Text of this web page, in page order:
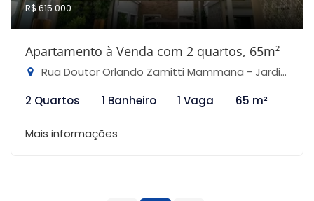
R$ 615.000
Apartamento à Venda com 2 quartos, 65m²
Rua Doutor Orlando Zamitti Mammana - Jardim Paraíso, São Paulo-SP
2 Quartos
1 Banheiro 1 Vaga 65 m²
Mais informações